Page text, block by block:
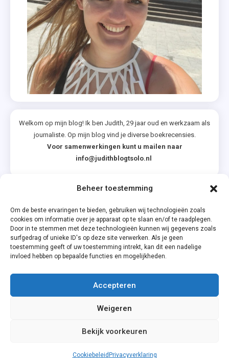
Beheer toestemming
Om de beste ervaringen te bieden, gebruiken wij technologieën zoals
cookies om informatie over je apparaat op te slaan en/of te raadplegen.
Door in te stemmen met deze technologieën kunnen wij gegevens zoals
surfgedrag of unieke ID's op deze site verwerken. Als je geen
toestemming geeft of uw toestemming intrekt, kan dit een nadelige
invloed hebben op bepaalde functies en mogelijkheden.
Accepteren
Weigeren
Bekijk voorkeuren
Cookiebeleid Privacyverklaring
Welkom op mijn blog! Ik ben Judith, 29 jaar oud en werkzaam als
journaliste. Op mijn blog vind je diverse boekrecensies.
Voor samenwerkingen kunt u mailen naar
info@judithblogtsolo.nl
Privacyverklaring